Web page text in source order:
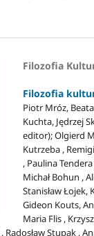
Filozofia
Filozofia
Piotr Mróz,
Kuchta, Jędrzej
editor); Olgierd
Kutrzeba ,
, Paulina
Michał Bohun ,
Stanisław Łojek,
Gideon Kouts,
Maria Flis ,
Stupak ,